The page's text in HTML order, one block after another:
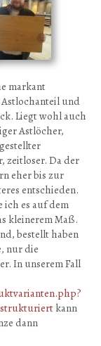
markant
und
Liegt wohl auch
Astlöcher,
zeitloser. Da der
eher bis zur
entschieden.
es auf dem
kleinerem Maß.
bestellt haben
nur die
In unserem Fall
kann
dann